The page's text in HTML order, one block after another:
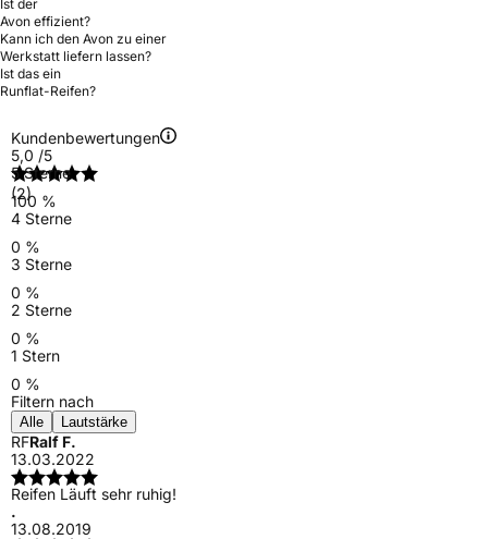
Ist der
Avon effizient?
Kann ich den Avon zu einer
Werkstatt liefern lassen?
Ist das ein
Runflat-Reifen?
Kundenbewertungen
5,0 /5
(2)
5 Sterne
100 %
4 Sterne
0 %
3 Sterne
0 %
2 Sterne
0 %
1 Stern
0 %
Filtern nach
Alle Lautstärke
RFRalf F.
13.03.2022
Reifen Läuft sehr ruhig!
.
13.08.2019